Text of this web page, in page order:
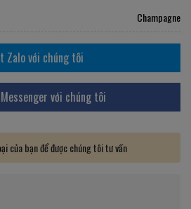
Champagne
Zalo với chúng tôi
với chúng tôi
của bạn để được chúng tôi tư vấn